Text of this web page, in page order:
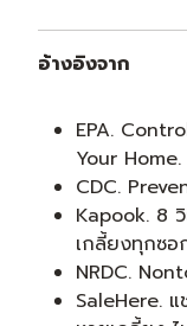
อ้างอิงจาก
EPA.
Your Home.
CDC.
Kapook. 8
เกลี้ยงทุกซอ
NRDC.
SaleHere.